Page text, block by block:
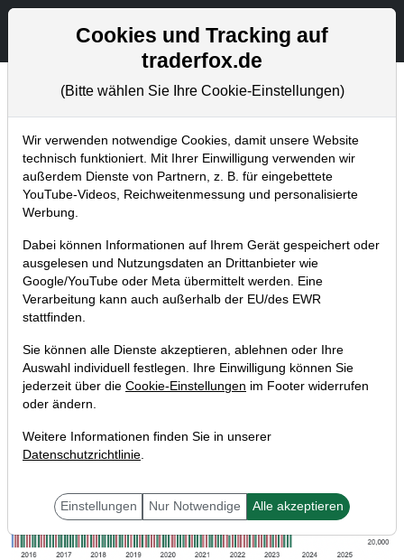
Aktien- und Artikelsuche
Chartanalysen
Home Blog Chartanalysen
Chartanalyse Autodesk: Steht die
Aktie vor dem nächsten Aufwärts-
Impuls?
26.08.2023 um 13:45 Uhr | P. Uhlschmied
Cookies und Tracking auf
traderfox.de
(Bitte wählen Sie Ihre Cookie-Einstellungen)
Wir verwenden notwendige Cookies, damit unsere Website
technisch funktioniert. Mit Ihrer Einwilligung verwenden wir
außerdem Dienste von Partnern, z. B. für eingebettete
YouTube-Videos, Reichweitenmessung und personalisierte
Werbung.
Dabei können Informationen auf Ihrem Gerät gespeichert oder
ausgelesen und Nutzungsdaten an Drittanbieter wie
Google/YouTube oder Meta übermittelt werden. Eine
Verarbeitung kann auch außerhalb der EU/des EWR
stattfinden.
Sie können alle Dienste akzeptieren, ablehnen oder Ihre
Auswahl individuell festlegen. Ihre Einwilligung können Sie
jederzeit über die Cookie-Einstellungen im Footer widerrufen
oder ändern.
Weitere Informationen finden Sie in unserer
Datenschutzrichtlinie.
Einstellungen Nur Notwendige Alle akzeptieren